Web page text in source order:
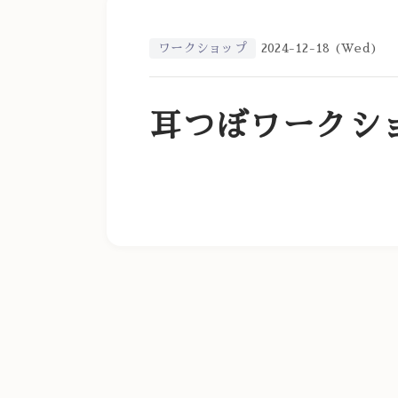
ワークショップ 2024-12-18 (Wed)
耳つぼワークシ